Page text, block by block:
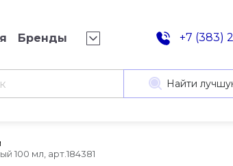
Бренды +7 (383)
Найти
100 мл, арт.184381